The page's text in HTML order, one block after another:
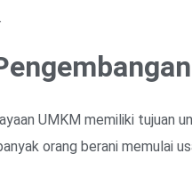
UMKM memiliki tujuan
orang berani memulai